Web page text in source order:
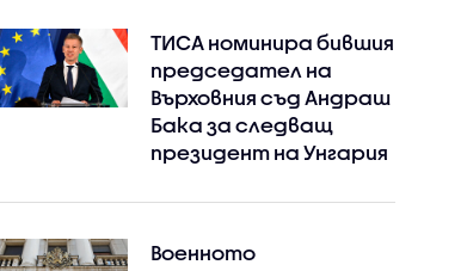
ТИСА номинира бившия
председател на
Върховния съд Андраш
Бака за следващ
президент на Унгария
Военното